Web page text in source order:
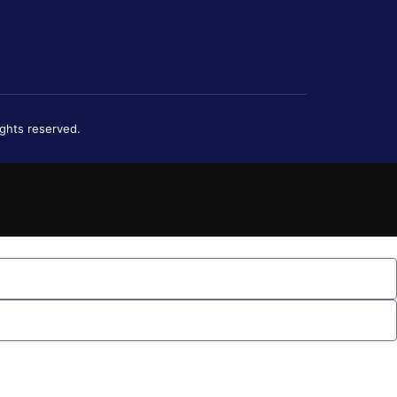
reserved.